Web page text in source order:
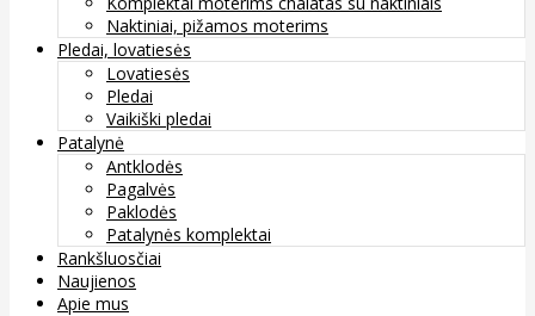
Naktiniai, pižamos moterims
Pledai, lovatiesės
Lovatiesės
Pledai
Vaikiški pledai
Patalynė
Antklodės
Pagalvės
Paklodės
Patalynės komplektai
Rankšluosčiai
Naujienos
Apie mus